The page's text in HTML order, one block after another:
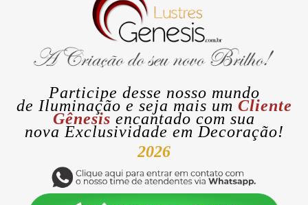
Participe desse nosso mundo
de Iluminação e seja mais um Cliente
Gênesis encantado com sua
nova Exclusividade em Decoração!
2026